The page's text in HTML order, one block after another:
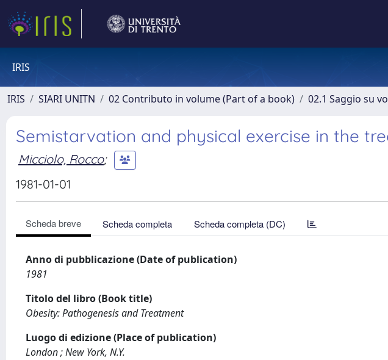
IRIS
IRIS SIARI UNITN 02 Contributo in volume (Part of a book) 02.1 Saggio su
Semistarvation and physical exercise in the
Micciolo, Rocco;
1981-01-01
Scheda breve Scheda completa Scheda completa (DC)
Anno di pubblicazione (Date of publication)
1981
Titolo del libro (Book title)
Obesity: Pathogenesis and Treatment
Luogo di edizione (Place of publication)
London ; New York, N.Y.